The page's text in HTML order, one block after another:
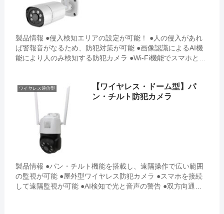
製品情報 ●侵入検知エリアの設定が可能！ ●人の侵入があれ
ば警報音がなるため、防犯対策が可能 ●画像認識によるAI機
能により人のみ検知する防犯カメラ ●Wi-Fi機能でスマホと接
ワイヤレス通信型
【ワイヤレス・ドーム型】パ
ン・チルト防犯カメラ
製品情報 ●パン・チルト機能を搭載し、遠隔操作で広い範囲
の監視が可能 ●屋外型ワイヤレス防犯カメラ ●スマホを接続
して遠隔監視が可能 ●AI検知で光と音声の警告 ●双方向通話